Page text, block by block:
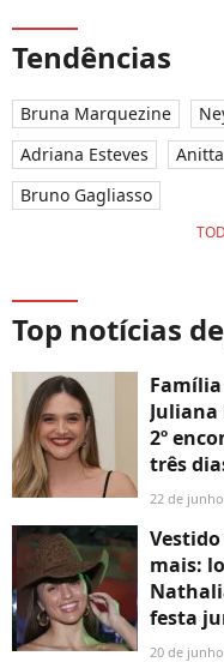
Tendências
Bruna Marquezine
Adriana Esteves
Anitta
Bruno Gagliasso
Top notícias
2º
três
22 de
mais:
festa
20 de